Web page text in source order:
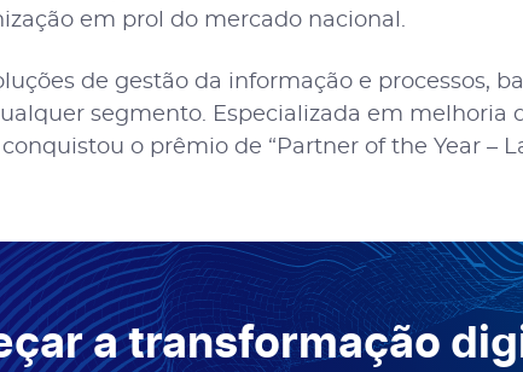
em prol do mercado nacional.
de gestão da informação e processos,
segmento. Especializada em melhoria
o prêmio de “Partner of the Year –
a transformação